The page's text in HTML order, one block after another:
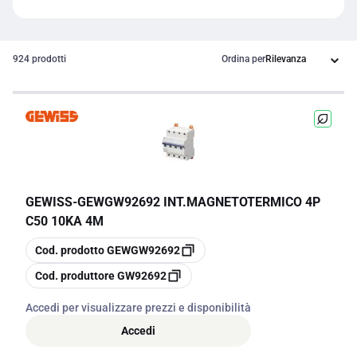
924 prodotti Ordina per
GEWISS-GEWGW92692 INT.MAGNETOTERMICO 4P
C50 10KA 4M
copia
Cod. prodottoGEWGW92692
copia
Cod. produttoreGW92692
Accedi per visualizzare prezzi e disponibilità
Accedi